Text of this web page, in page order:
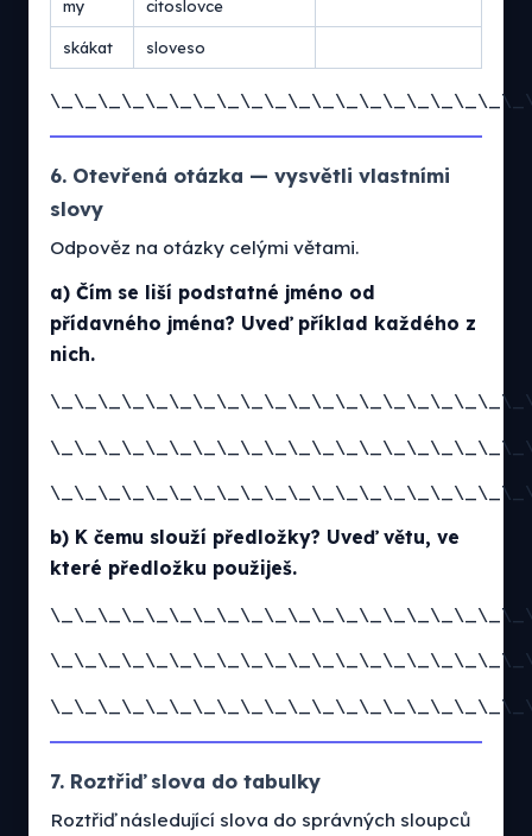
my citoslovce
skákat sloveso
6. Otevřená otázka — vysvětli vlastními
slovy
Odpověz na otázky celými větami.
a) Čím se liší podstatné jméno od
přídavného jména? Uveď příklad každého z
nich.
b) K čemu slouží předložky? Uveď větu, ve
které předložku použiješ.
7. Roztřiď slova do tabulky
Roztřiď následující slova do správných sloupců